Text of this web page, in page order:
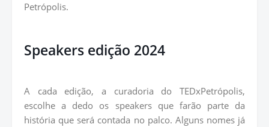
Petrópolis.
Speakers edição 2024
A cada edição, a curadoria do TEDxPetrópolis,
escolhe a dedo os speakers que farão parte da
história que será contada no palco. Alguns nomes já